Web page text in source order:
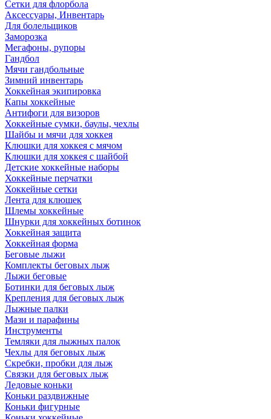
Сетки для флорбола
Аксессуары, Инвентарь
Для болельщиков
Заморозка
Мегафоны, рупоры
Гандбол
Мячи гандбольные
Зимний инвентарь
Хоккейная экипировка
Капы хоккейные
Антифоги для визоров
Хоккейные сумки, баулы, чехлы
Шайбы и мячи для хоккея
Клюшки для хоккея с мячом
Клюшки для хоккея с шайбой
Детские хоккейные наборы
Хоккейные перчатки
Хоккейные сетки
Лента для клюшек
Шлемы хоккейные
Шнурки для хоккейных ботинок
Хоккейная защита
Хоккейная форма
Беговые лыжи
Комплекты беговых лыж
Лыжи беговые
Ботинки для беговых лыж
Крепления для беговых лыж
Лыжные палки
Мази и парафины
Инструменты
Темляки для лыжных палок
Чехлы для беговых лыж
Скребки, пробки для лыж
Связки для беговых лыж
Ледовые коньки
Коньки раздвижные
Коньки фигурные